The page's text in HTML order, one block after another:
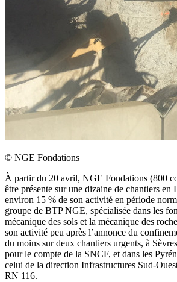
© NGE Fondations
À partir du 20 avril, NGE Fondations (800
être présente sur une dizaine de chantiers en
environ 15 % de son activité en période
groupe de BTP NGE, spécialisée dans les
mécanique des sols et la mécanique des
son activité peu après l’annonce du
du moins sur deux chantiers urgents, à
pour le compte de la SNCF, et dans les
celui de la direction Infrastructures Sud-
RN 116.